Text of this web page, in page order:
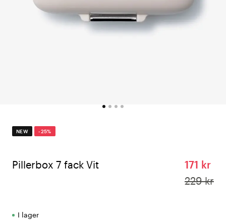
NEW -25%
Pillerbox 7 fack Vit
171 kr
229 kr
I lager